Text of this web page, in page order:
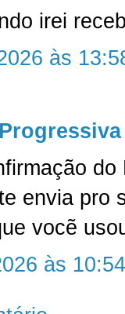
irei
às
envia pro
vocẽ
às 10:54